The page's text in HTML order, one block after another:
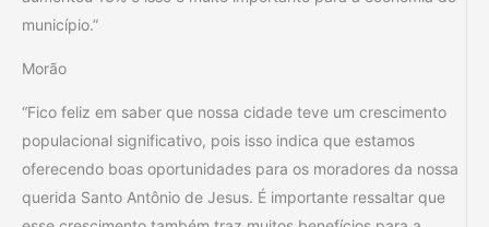
município.”
Morão
“Fico feliz em saber que nossa cidade teve um crescimento
populacional significativo, pois isso indica que estamos
oferecendo boas oportunidades para os moradores da nossa
querida Santo Antônio de Jesus. É importante ressaltar que